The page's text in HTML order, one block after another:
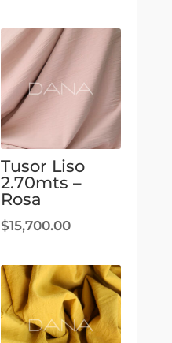
Tusor Liso
2.70mts –
Rosa
$15,700.00